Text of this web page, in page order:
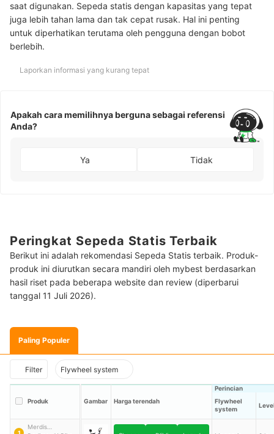
saat digunakan. Sepeda statis dengan kapasitas yang tepat
juga lebih tahan lama dan tak cepat rusak. Hal ini penting
untuk diperhatikan terutama oleh pengguna dengan bobot
berlebih.
Laporkan informasi yang kurang tepat
Apakah cara memilihnya berguna sebagai referensi
Anda?
Ya Tidak
Peringkat Sepeda Statis Terbaik
Berikut ini adalah rekomendasi Sepeda Statis terbaik. Produk-
produk ini diurutkan secara mandiri oleh mybest berdasarkan
hasil riset pada beberapa website dan review (diperbarui
tanggal 11 Juli 2026).
Paling Populer
Filter Flywheel system
Produk Gambar Harga terendah
Perincian
Flywheel
system
Merdis